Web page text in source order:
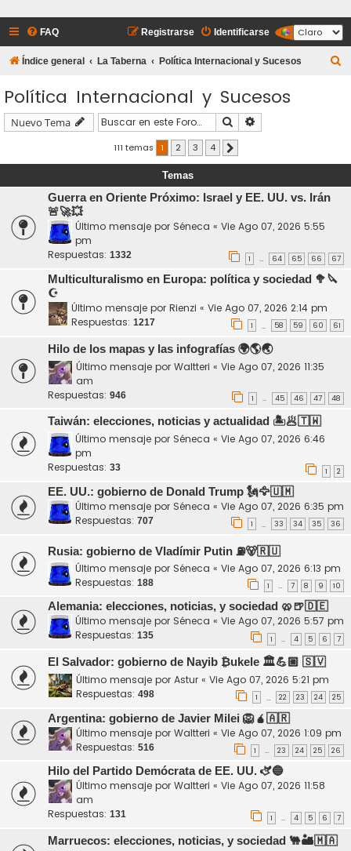
FAQ Identificarse
Registrarse
Índice general La Taberna Política Internacional y Sucesos
r
Política Internacional y Sucesos
Nuevo Tema Buscar
111 temas 1 2 3 4
Temas
Guerra en Oriente Próximo: Israel y EE. UU. vs. Irán
🚨🚀💥
Último mensaje por Séneca « Vie Ago 07, 2026 5:55
pm
Respuestas: 1332 1 … 64 65 66 67
Multiculturalismo en Europa: política y sociedad 🥦🔪
☪️
Último mensaje por Rienzi « Vie Ago 07, 2026 2:14 pm
Respuestas: 1217 1 … 58 59 60 61
Hilo de los mapas y las infografías 🌍🌎🌏
Último mensaje por Waltteri « Vie Ago 07, 2026 11:35
am
Respuestas: 946 1 … 45 46 47 48
Taiwán: elecciones, noticias y actualidad 🏝️🥟🇹🇼
Último mensaje por Séneca « Vie Ago 07, 2026 6:46
pm
Respuestas: 33 1 2
EE. UU.: gobierno de Donald Trump 🗽🦅🇺🇲
Último mensaje por Séneca « Vie Ago 07, 2026 6:35 pm
Respuestas: 707 1 … 33 34 35 36
Rusia: gobierno de Vladímir Putin ⛽️🐻🇷🇺
Último mensaje por Séneca « Vie Ago 07, 2026 6:13 pm
Respuestas: 188 1 … 7 8 9 10
Alemania: elecciones, noticias, y sociedad 🥨🍺🇩🇪
Último mensaje por Séneca « Vie Ago 07, 2026 5:57 pm
Respuestas: 135 1 … 4 5 6 7
El Salvador: gobierno de Nayib ₿ukele 🏛️💪🏼 🇸🇻
Último mensaje por Astur « Vie Ago 07, 2026 5:21 pm
Respuestas: 498 1 … 22 23 24 25
Argentina: gobierno de Javier Milei 🦁🧉🇦🇷
Último mensaje por Waltteri « Vie Ago 07, 2026 1:09 pm
Respuestas: 516 1 … 23 24 25 26
Hilo del Partido Demócrata de EE. UU. 🫏🔵
Último mensaje por Waltteri « Vie Ago 07, 2026 11:58
am
Respuestas: 131 1 … 4 5 6 7
Marruecos: elecciones, noticias, y sociedad 🐫🏜️🇲🇦